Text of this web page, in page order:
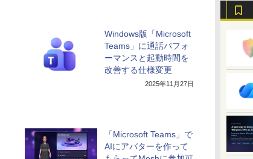
Windows版「Microsoft
Teams」に通話パフォ
ーマンスと起動時間を
改善する仕様変更
2025年11月27日
「Microsoft Teams」で
AIにアバターを作って